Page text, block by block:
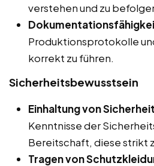
verstehen und zu
Produktionsprotokolle
korrekt zu führen.
Sicherheitsbewusstsein
Einhaltung von
Kenntnisse der
Bereitschaft, diese strikt
Tragen von